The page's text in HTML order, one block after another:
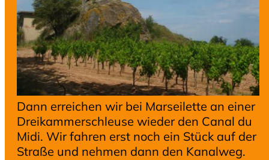
Dann erreichen wir bei Marseilette an einer
Dreikammerschleuse wieder den Canal du
Midi. Wir fahren erst noch ein Stück auf der
Straße und nehmen dann den Kanalweg.